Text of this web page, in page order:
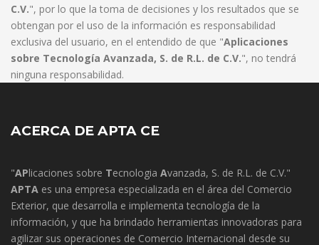
C.V.", por lo que la toma de decisiones y los resultados que se
obtengan por el uso de la información es responsabilidad
exclusiva del usuario, en el entendido de que "Aplicaciones
sobre Tecnología Avanzada, S. de R.L. de C.V.", no tendrá
ninguna responsabilidad.
ACERCA DE APTA CE
"APlicaciones sobre Tecnologia Avanzada, S. de R.L. de C.V."
APTA es una empresa especializada en el área del Comercio
Exterior, que desarrolla e implementa tecnología de la
información, y que ha brindado herramientas innovadoras para
agilizar sus operaciones de Comercio Internacional desde su